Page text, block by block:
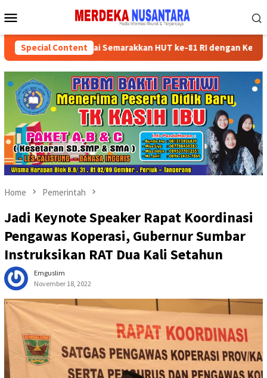
to
Menu
Special Content
Kader Partai Semarakkan HUT ke-81 RI dengan Kegiatan
Home Pemerintah
Jadi Keynote Speaker Rapat Koordinasi
Pengawas Koperasi, Gubernur Sumbar
Instruksikan RAT Dua Kali Setahun
Emguslim
November 18, 2022